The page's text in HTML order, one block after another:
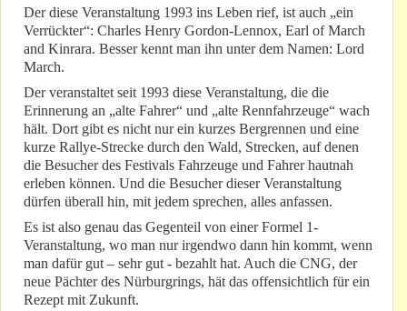
Der diese Veranstaltung 1993 ins Leben rief, ist auch „ein
Verrückter“: Charles Henry Gordon-Lennox, Earl of March
and Kinrara. Besser kennt man ihn unter dem Namen: Lord
March.
Der veranstaltet seit 1993 diese Veranstaltung, die die
Erinnerung an „alte Fahrer“ und „alte Rennfahrzeuge“ wach
hält. Dort gibt es nicht nur ein kurzes Bergrennen und eine
kurze Rallye-Strecke durch den Wald, Strecken, auf denen
die Besucher des Festivals Fahrzeuge und Fahrer hautnah
erleben können. Und die Besucher dieser Veranstaltung
dürfen überall hin, mit jedem sprechen, alles anfassen.
Es ist also genau das Gegenteil von einer Formel 1-
Veranstaltung, wo man nur irgendwo dann hin kommt, wenn
man dafür gut – sehr gut - bezahlt hat. Auch die CNG, der
neue Pächter des Nürburgrings, hät das offensichtlich für ein
Rezept mit Zukunft.